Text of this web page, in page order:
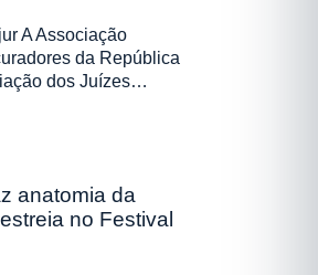
A Associação
da República
dos Juízes…
anatomia da
no Festival